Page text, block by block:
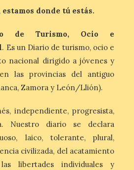
el comercio
en los valores de
de Salamanca.
ha puesto
31 de julio
una campaña de
con el
este 6 de
‘La
donde tú estás.
de Turismo, Ocio e
. Es un Diario de turismo, ocio e
nacional dirigido a jóvenes y
las provincias del antiguo
Zamora y León/Llión).
independiente, progresista,
Nuestro diario se declara
laico, tolerante, plural,
civilizada, del acatamiento
libertades individuales y